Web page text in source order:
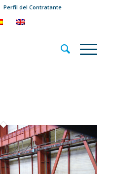
Perfil del Contratante